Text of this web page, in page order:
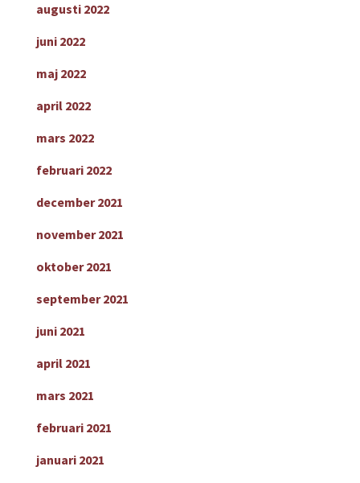
augusti 2022
juni 2022
maj 2022
april 2022
mars 2022
februari 2022
december 2021
november 2021
oktober 2021
september 2021
juni 2021
april 2021
mars 2021
februari 2021
januari 2021